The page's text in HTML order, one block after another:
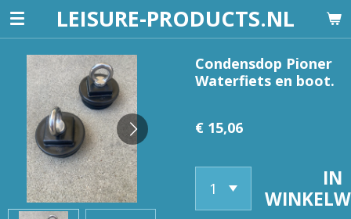
Ga
direct
naar
hoofdinhoud
LEISURE-PRODUCTS.NL
Condensdop Pioner
Waterfiets en boot.
€ 15,06
IN